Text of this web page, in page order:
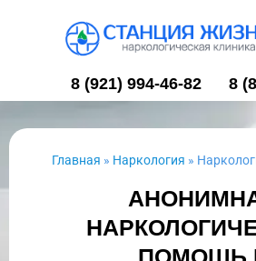
8 (921) 994-46-82 8
Главная » Наркология »